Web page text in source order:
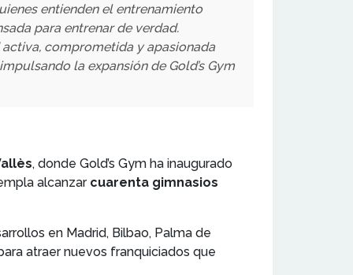
entienden el entrenamiento
para entrenar de verdad.
comprometida y apasionada
la expansión de Gold’s Gym
, donde Gold’s Gym ha inaugurado
alcanzarcuarenta gimnasios
en Madrid, Bilbao, Palma de
atraer nuevos franquiciados que